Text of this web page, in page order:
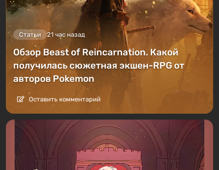
Статьи 21 час назад
Обзор Beast of Reincarnation. Какой
получилась сюжетная экшен-RPG от
авторов Pokemon
Оставить комментарий